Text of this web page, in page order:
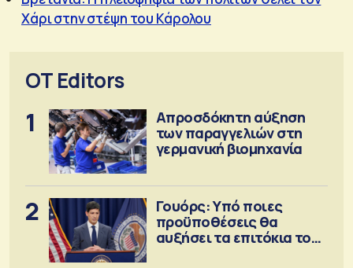
Χάρι στην στέψη του Κάρολου
OT Editors
1
Απροσδόκητη αύξηση
των παραγγελιών στη
γερμανική βιομηχανία
2
Γουόρς: Υπό ποιες
προϋποθέσεις θα
αυξήσει τα επιτόκια τον